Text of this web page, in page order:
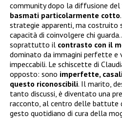
community dopo la diffusione
basmati particolarmente cotto
strategie apparenti, ma costruito
capacità di coinvolgere chi
soprattutto il contrasto con il
dominato da immagini perfette e
impeccabili. Le schiscette di
opposto: sono imperfette,
questo riconoscibili. Il marito,
tanto discussi, è diventato una
racconto, al centro delle battute
gesto quotidiano di cura della